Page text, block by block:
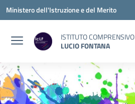
Vai ai contenuti
Vai al menu di navigazione
Vai al footer
Ministero dell'Istruzione e del Merito
ISTITUTO COMPRENSIVO
LUCIO FONTANA